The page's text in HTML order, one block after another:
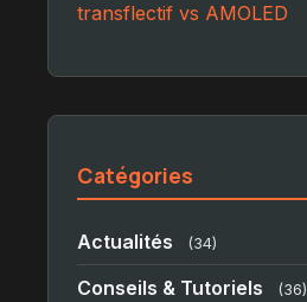
transflectif vs AMOLED
Catégories
Actualités (34)
Conseils & Tutoriels (36)